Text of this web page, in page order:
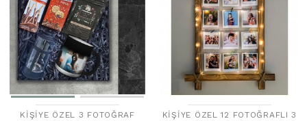
KIŞIYE ÖZEL 3 FOTOĞRAF
KIŞIYE ÖZEL 12 FOTOĞRAFLI 3